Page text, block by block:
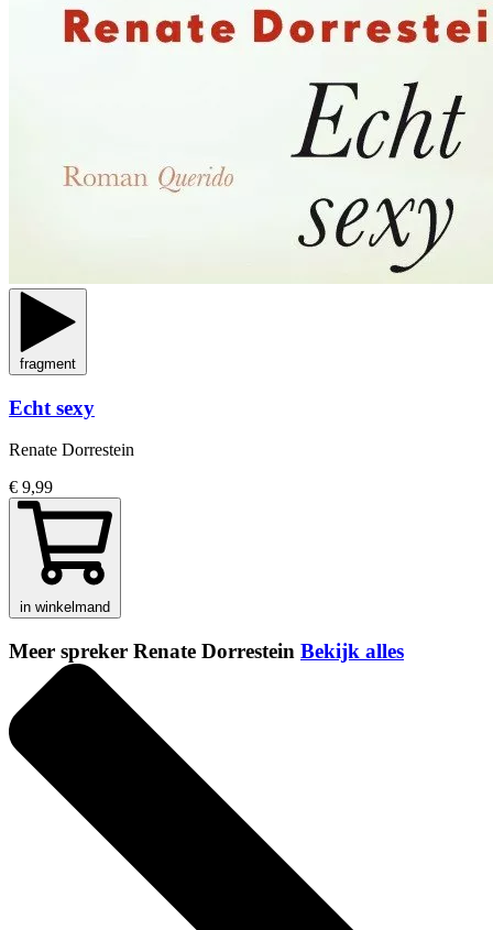
fragment
Echt sexy
Renate Dorrestein
€ 9,99
in winkelmand
Meer spreker Renate Dorrestein Bekijk alles